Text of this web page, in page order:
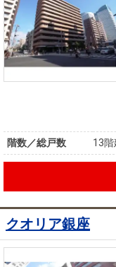
階数／総戸数
13
クオリア銀座